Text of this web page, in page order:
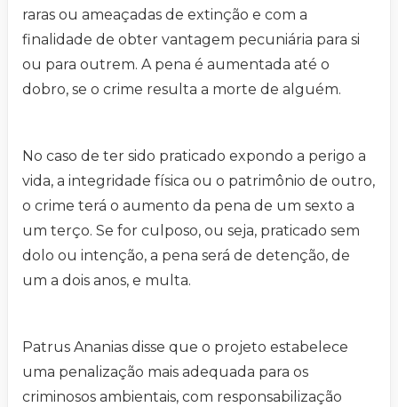
raras ou ameaçadas de extinção e com a
finalidade de obter vantagem pecuniária para si
ou para outrem. A pena é aumentada até o
dobro, se o crime resulta a morte de alguém.
No caso de ter sido praticado expondo a perigo a
vida, a integridade física ou o patrimônio de outro,
o crime terá o aumento da pena de um sexto a
um terço. Se for culposo, ou seja, praticado sem
dolo ou intenção, a pena será de detenção, de
um a dois anos, e multa.
Patrus Ananias disse que o projeto estabelece
uma penalização mais adequada para os
criminosos ambientais, com responsabilização